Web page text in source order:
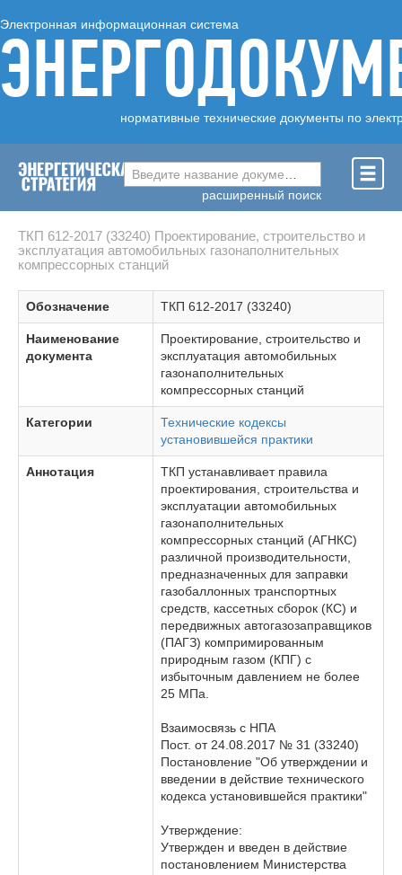
Электронная информационная система
нормативные технические документы по
Введите название документа ...
расширенный поиск
ТКП 612-2017 (33240) Проектирование, строительство и
эксплуатация автомобильных газонаполнительных
компрессорных станций
Обозначение ТКП 612-2017 (33240)
Наименование
документа
Проектирование, строительство и
эксплуатация автомобильных
газонаполнительных
компрессорных станций
Категории
Технические кодексы
установившейся практики
Аннотация
ТКП устанавливает правила
проектирования, строительства и
эксплуатации автомобильных
газонаполнительных
компрессорных станций (АГНКС)
различной производительности,
предназначенных для заправки
газобаллонных транспортных
средств, кассетных сборок (КС) и
передвижных автогазозаправщиков
(ПАГЗ) компримированным
природным газом (КПГ) с
избыточным давлением не более
25 МПа.
Взаимосвязь с НПА
Пост. от 24.08.2017 № 31 (33240)
Постановление "Об утверждении и
введении в действие технического
кодекса установившейся практики"
Утверждение:
Утвержден и введен в действие
постановлением Министерства